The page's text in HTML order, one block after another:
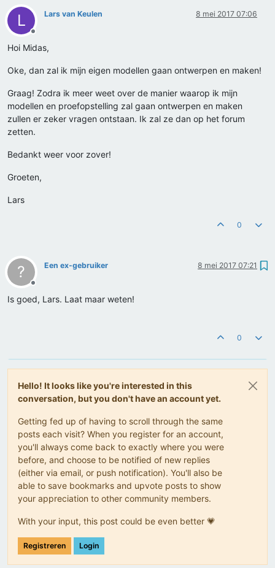
L
Offline
Lars van Keulen 8 mei 2017 07:06
Hoi Midas,
Oke, dan zal ik mijn eigen modellen gaan ontwerpen en maken!
Graag! Zodra ik meer weet over de manier waarop ik mijn
modellen en proefopstelling zal gaan ontwerpen en maken
zullen er zeker vragen ontstaan. Ik zal ze dan op het forum
zetten.
Bedankt weer voor zover!
Groeten,
Lars
0
?
Offline
Een ex-gebruiker 8 mei 2017 07:21
Is goed, Lars. Laat maar weten!
0
Hello! It looks like you're interested in this
conversation, but you don't have an account yet.
Getting fed up of having to scroll through the same
posts each visit? When you register for an account,
you'll always come back to exactly where you were
before, and choose to be notified of new replies
(either via email, or push notification). You'll also be
able to save bookmarks and upvote posts to show
your appreciation to other community members.
With your input, this post could be even better 💗
Registreren Login